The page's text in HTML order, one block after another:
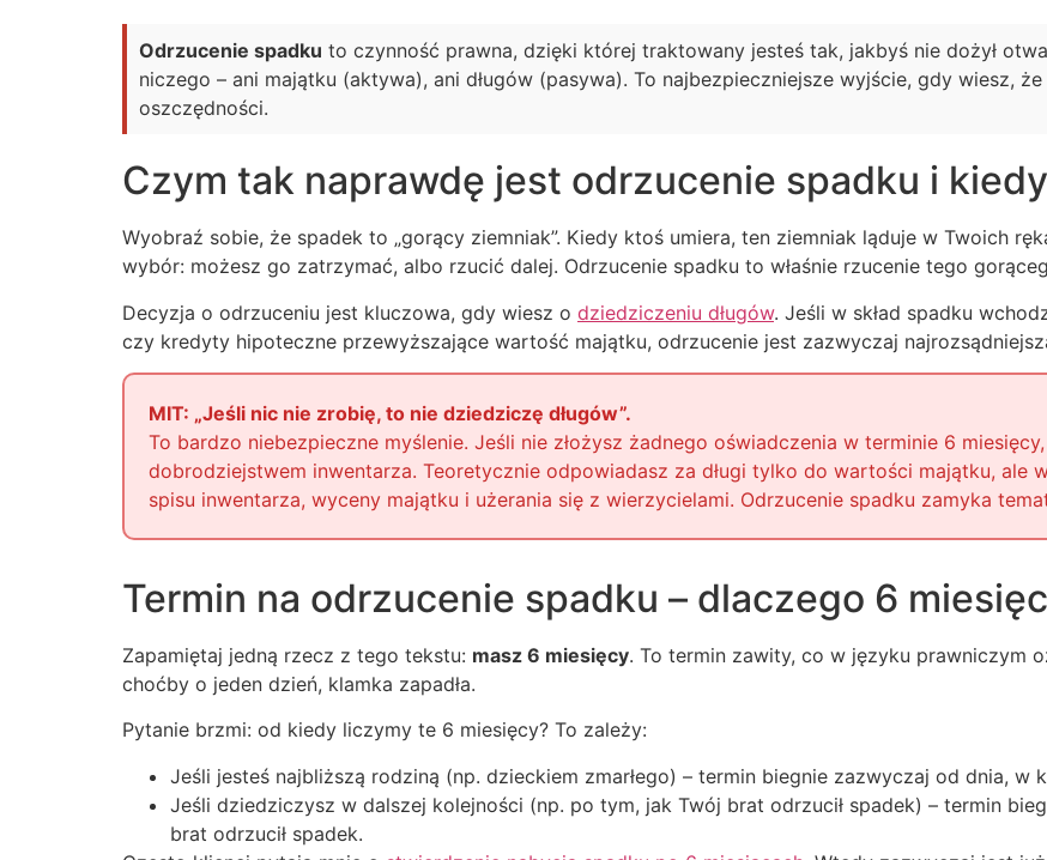
Odrzucenie spadku to czynność prawna, dzięki której traktowany jesteś tak, jakbyś nie dożył
niczego – ani majątku (aktywa), ani długów (pasywa). To najbezpieczniejsze wyjście, gdy wiesz,
oszczędności.
Czym tak naprawdę jest odrzucenie spadku i
Wyobraź sobie, że spadek to „gorący ziemniak”. Kiedy ktoś umiera, ten ziemniak ląduje w Twoich
wybór: możesz go zatrzymać, albo rzucić dalej. Odrzucenie spadku to właśnie rzucenie tego
Decyzja o odrzuceniu jest kluczowa, gdy wiesz o dziedziczeniu długów. Jeśli w skład spadku
czy kredyty hipoteczne przewyższające wartość majątku, odrzucenie jest zazwyczaj
MIT: „Jeśli nic nie zrobię, to nie dziedziczę długów”.
To bardzo niebezpieczne myślenie. Jeśli nie złożysz żadnego oświadczenia w terminie 6
dobrodziejstwem inwentarza. Teoretycznie odpowiadasz za długi tylko do wartości majątku, ale
spisu inwentarza, wyceny majątku i użerania się z wierzycielami. Odrzucenie spadku zamyka
Termin na odrzucenie spadku – dlaczego 6
Zapamiętaj jedną rzecz z tego tekstu: masz 6 miesięcy. To termin zawity, co w języku prawniczym
choćby o jeden dzień, klamka zapadła.
Pytanie brzmi: od kiedy liczymy te 6 miesięcy? To zależy:
Jeśli jesteś najbliższą rodziną (np. dzieckiem zmarłego) – termin biegnie zazwyczaj od dnia, w
Jeśli dziedziczysz w dalszej kolejności (np. po tym, jak Twój brat odrzucił spadek) – termin
brat odrzucił spadek.